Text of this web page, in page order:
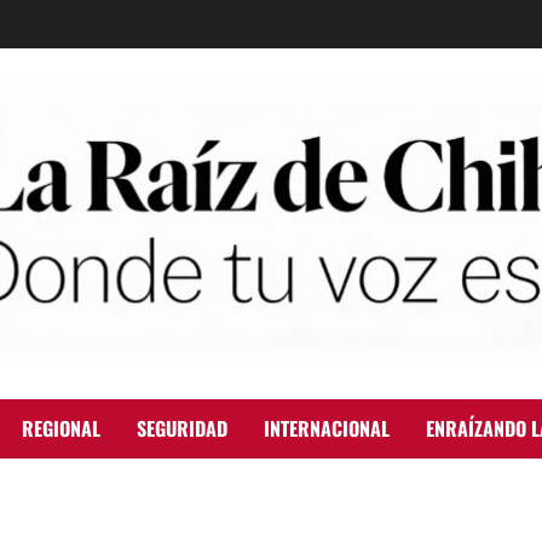
REGIONAL SEGURIDAD INTERNACIONAL ENRAÍZANDO